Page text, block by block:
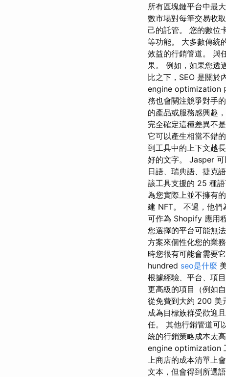
所有區塊鏈平台中最
數市場對每筆交易收
己的託管。 您的數位
等功能。 大多數傳統
效益的行銷管道。 與
果。 例如，如果您透
比之下，SEO 是關於
engine optimization
務也會關注競爭對手
的產品或服務感興趣
完全確定這種差異不
它可以產生相當不錯
到工具中的上下文越
好的文字。 Jasper 可
日語、瑞典語、捷克
該工具支援的 25 種
為您實際上並不擁有
建 NFT。 不過，他
可作為 Shopify 應用
您選擇的平台可能無
方案來個性化您的業
時您很有可能會需要
hundred seo是什麼
根據經驗、平台、項
更高級的項目（例如
從免費到大約 200 美
成為目標族群受歡迎
任。 其他行銷管道可
統的行銷策略成本太
engine optimization
上商店的成本清單上
文本，但會得到所選